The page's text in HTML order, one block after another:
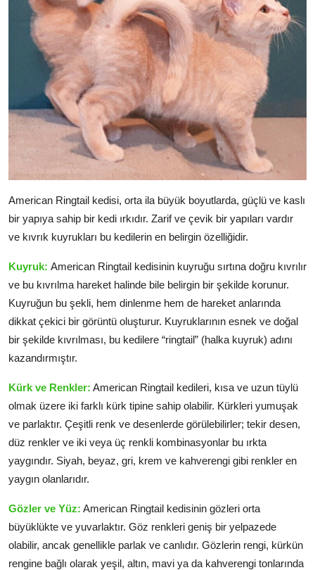
American Ringtail kedisi, orta ila büyük boyutlarda, güçlü ve kaslı
bir yapıya sahip bir kedi ırkıdır. Zarif ve çevik bir yapıları vardır
ve kıvrık kuyrukları bu kedilerin en belirgin özelliğidir.
Kuyruk: American Ringtail kedisinin kuyruğu sırtına doğru kıvrılır
ve bu kıvrılma hareket halinde bile belirgin bir şekilde korunur.
Kuyruğun bu şekli, hem dinlenme hem de hareket anlarında
dikkat çekici bir görüntü oluşturur. Kuyruklarının esnek ve doğal
bir şekilde kıvrılması, bu kedilere “ringtail” (halka kuyruk) adını
kazandırmıştır.
Kürk ve Renkler: American Ringtail kedileri, kısa ve uzun tüylü
olmak üzere iki farklı kürk tipine sahip olabilir. Kürkleri yumuşak
ve parlaktır. Çeşitli renk ve desenlerde görülebilirler; tekir desen,
düz renkler ve iki veya üç renkli kombinasyonlar bu ırkta
yaygındır. Siyah, beyaz, gri, krem ve kahverengi gibi renkler en
yaygın olanlarıdır.
Gözler ve Yüz: American Ringtail kedisinin gözleri orta
büyüklükte ve yuvarlaktır. Göz renkleri geniş bir yelpazede
olabilir, ancak genellikle parlak ve canlıdır. Gözlerin rengi, kürkün
rengine bağlı olarak yeşil, altın, mavi ya da kahverengi tonlarında